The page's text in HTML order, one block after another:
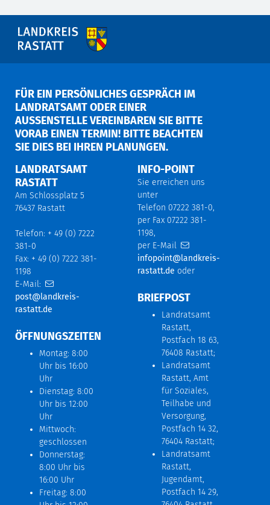
FÜR EIN PERSÖNLICHES GESPRÄCH IM
LANDRATSAMT ODER EINER
AUSSENSTELLE VEREINBAREN SIE BITTE V
ORAB EINEN TERMIN! BITTE BEACHTEN S
IE DIES BEI IHREN PLANUNGEN.
LANDRATSAMT
RASTATT
Am Schlossplatz 5
76437 Rastatt
Telefon: + 49 (0) 7222
381-0
Fax: + 49 (0) 7222 381-
1198
E-Mail:
post@landkreis-
rastatt.de
ÖFFNUNGSZEITEN
Montag: 8:00
Uhr bis 16:00
Uhr
Dienstag: 8:00
Uhr bis 12:00
Uhr
Mittwoch:
geschlossen
Donnerstag:
8:00 Uhr bis
16:00 Uhr
Freitag: 8:00
INFO-POINT
Sie erreichen uns
unter
Telefon 07222 381-0,
per Fax 07222 381-
1198,
per E-Mail
infopoint@landkreis-
rastatt.de oder
BRIEFPOST
Landratsamt
Rastatt,
Postfach 18 63,
76408 Rastatt;
Landratsamt
Rastatt, Amt
für Soziales,
Teilhabe und
Versorgung,
Postfach 14 32,
76404 Rastatt;
Landratsamt
Rastatt,
Jugendamt,
Postfach 14 29,